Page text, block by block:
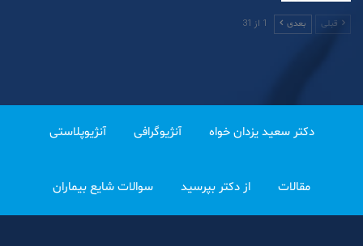
قبلی بعدی 1 از 31
دکتر سعید یزدان خواه آنژیوگرافی آنژیوپلاستی
مقالات از دکتر بپرسید سوالات شایع بیماران